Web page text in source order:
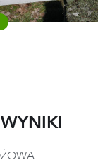
WYNIKI